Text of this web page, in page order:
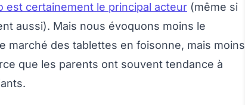
est certainement le principal acteur (même si
aussi). Mais nous évoquons moins le
marché des tablettes en foisonne, mais moins
que les parents ont souvent tendance à